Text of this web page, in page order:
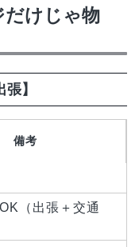
だけじゃ物
】
備考
（出張＋交通